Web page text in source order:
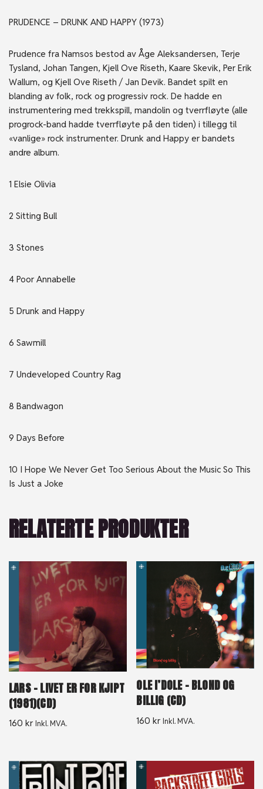
PRUDENCE – DRUNK AND HAPPY (1973)
Prudence fra Namsos bestod av Åge Aleksandersen, Terje
Tysland, Johan Tangen, Kjell Ove Riseth, Kaare Skevik, Per Erik
Wallum, og Kjell Ove Riseth / Jan Devik. Bandet spilt en
blanding av folk, rock og progressiv rock. De hadde en
instrumentering med trekkspill, mandolin og tverrfløyte (alle
progrock-band hadde tverrfløyte på den tiden) i tillegg til
«vanlige» rock instrumenter. Drunk and Happy er bandets
andre album.
1 Elsie Olivia
2 Sitting Bull
3 Stones
4 Poor Annabelle
5 Drunk and Happy
6 Sawmill
7 Undeveloped Country Rag
8 Bandwagon
9 Days Before
10 I Hope We Never Get Too Serious About the Music So This
Is Just a Joke
RELATERTE PRODUKTER
LARS – LIVET ER FOR KJIPT
(1981)(CD)
160 kr Inkl. MVA.
OLE I’DOLE – BLOND OG
BILLIG (CD)
160kr Inkl. MVA.